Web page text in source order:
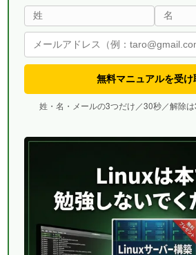
無料マニュアルを受け
姓・名・メールの3つだけ／30秒／解除は